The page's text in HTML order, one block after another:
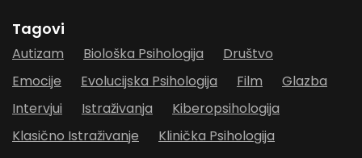
Tagovi
Autizam Biološka Psihologija
Društvo
Emocije
Evolucijska Psihologija Film
Glazba
Intervjui
Istraživanja
Kiberopsihologija
Klasično Istraživanje
Klinička Psihologija